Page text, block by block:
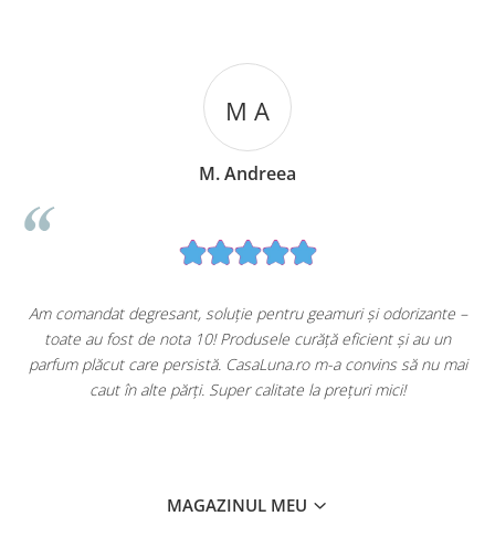
M A
M. Andreea
Am comandat degresant, soluție pentru geamuri și odorizante –
toate au fost de nota 10! Produsele curăță eficient și au un
parfum plăcut care persistă. CasaLuna.ro m-a convins să nu mai
caut în alte părți. Super calitate la prețuri mici!
MAGAZINUL MEU